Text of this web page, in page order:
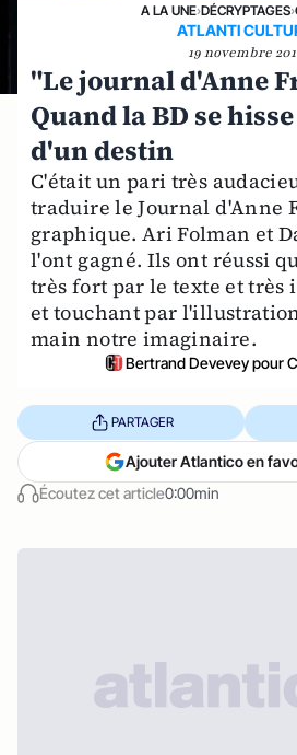
A LA UNE›DÉCRYPTAGES›
ATLANTI
19 novembre
"Le journal d'Anne
Quand la BD se
d'un destin
C'était un pari très
traduire le Journal d'Anne
graphique. Ari Folman et
l'ont gagné. Ils ont réussi
très fort par le texte et très
et touchant par
main notre imaginaire.
Bertrand Devevey pour
Écoutez cet article0:00min
PARTAGER
Ajouter Atlantico en